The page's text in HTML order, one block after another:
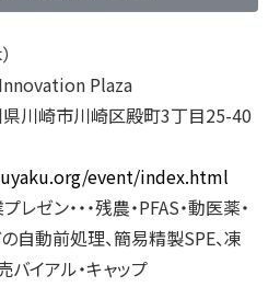
Plaza
崎市川崎区殿町3丁目25-40
event/index.html
ゼン・・・残農・PFAS・動医薬・
自動前処理、簡易精製SPE、凍
バイアル・キャップ